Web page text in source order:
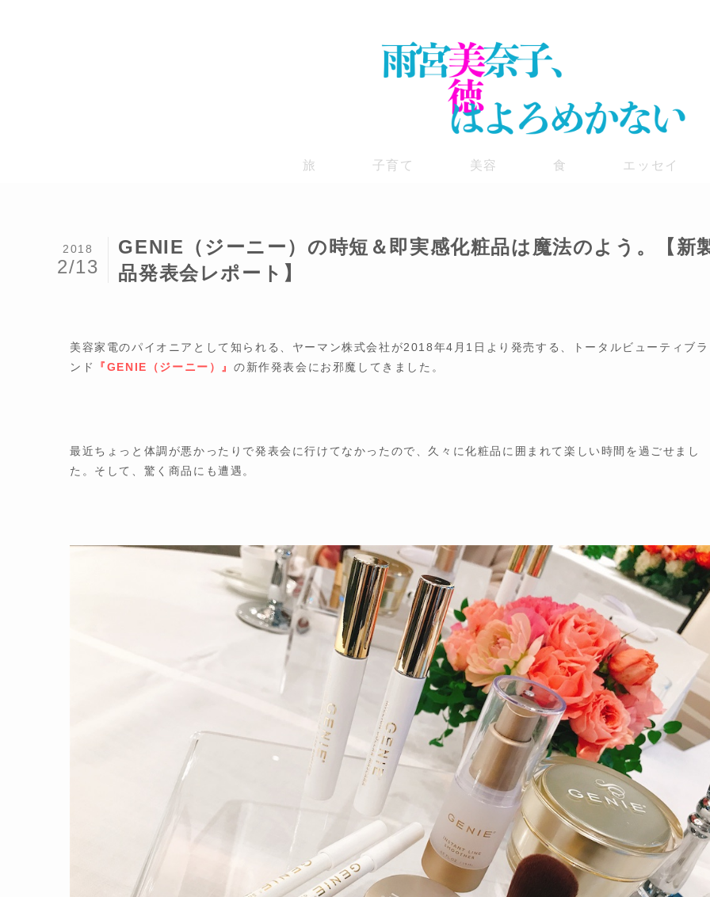
旅 子育て 美容 食 エッセイ
GENIE（ジーニー）の時短＆即実感化粧品は魔法のよう。【新
品発表会レポート】
2018
2/13
美容家電のパイオニアとして知られる、ヤーマン株式会社が2018年4月1日より発売する、トータルビューティブラ
ンド
『GENIE（ジーニー）』の新作発表会にお邪魔してきました。
最近ちょっと体調が悪かったりで発表会に行けてなかったので、久々に化粧品に囲まれて楽しい時間を過ごせまし
た。そして、驚く商品にも遭遇。